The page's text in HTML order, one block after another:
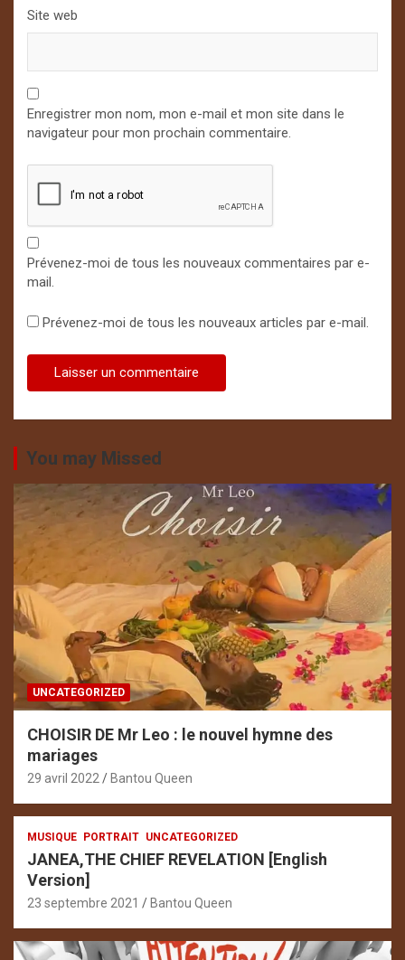
Site web
Enregistrer mon nom, mon e-mail et mon site dans le
navigateur pour mon prochain commentaire.
Prévenez-moi de tous les nouveaux commentaires par e-
mail.
Prévenez-moi de tous les nouveaux articles par e-mail.
You may Missed
UNCATEGORIZED
CHOISIR DE Mr Leo : le nouvel hymne des
mariages
29 avril 2022 Bantou Queen
MUSIQUE PORTRAIT UNCATEGORIZED
JANEA,THE CHIEF REVELATION [English
Version]
23 septembre 2021 Bantou Queen